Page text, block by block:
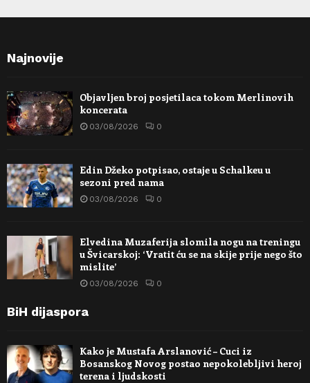
Najnovije
Objavljen broj posjetilaca tokom Merlinovih
koncerata
03/08/2026 0
Edin Džeko potpisao, ostaje u Schalkeu u
sezoni pred nama
03/08/2026 0
Elvedina Muzaferija slomila nogu na treningu
u Švicarskoj: ‘Vratit ću se na skije prije nego što
mislite’
03/08/2026 0
BiH dijaspora
Kako je Mustafa Arslanović – Cuci iz
Bosanskog Novog postao nepokolebljivi heroj
terena i ljudskosti